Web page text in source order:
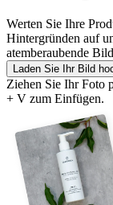
Werten Sie Ihre
Hintergründen auf
atemberaubende
Laden Sie Ihr Bild
Ziehen Sie Ihr Foto
+ V zum Einfügen.